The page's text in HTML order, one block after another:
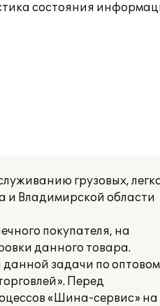
состояния
грузовых,
и Владимирской области
покупателя, на
данного товара.
задачи по
Перед
«Шина-сервис» на